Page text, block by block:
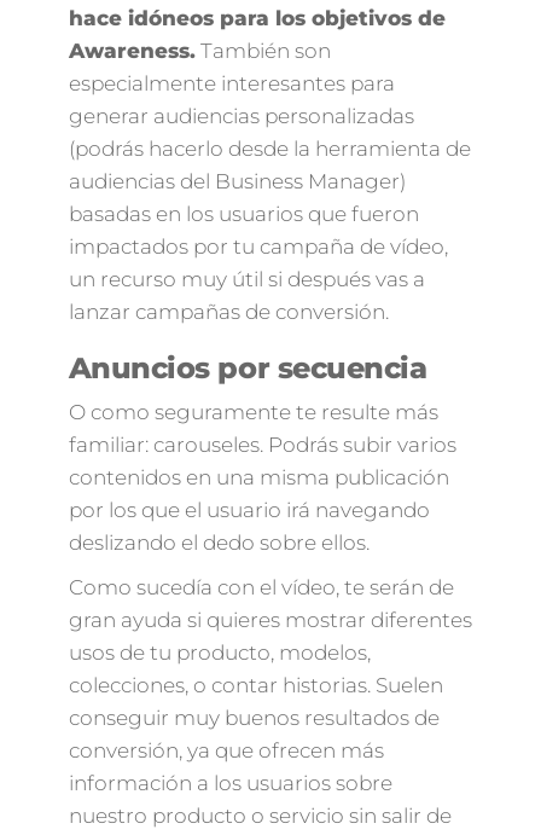
hace idóneos para los objetivos de
Awareness.También son
especialmente interesantes para
generar audiencias personalizadas
(podrás hacerlo desde la herramienta de
audiencias del Business Manager)
basadas en los usuarios que fueron
impactados por tu campaña de vídeo,
un recurso muy útil si después vas a
lanzar campañas de conversión.
Anuncios por secuencia
O como seguramente te resulte más
familiar: carouseles. Podrás subir varios
contenidos en una misma publicación
por los que el usuario irá navegando
deslizando el dedo sobre ellos.
Como sucedía con el vídeo, te serán de
gran ayuda si quieres mostrar diferentes
usos de tu producto, modelos,
colecciones, o contar historias. Suelen
conseguir muy buenos resultados de
conversión, ya que ofrecen más
información a los usuarios sobre
nuestro producto o servicio sin salir de